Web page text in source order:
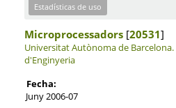
Estadísticas de uso
Microprocessadors[20531]
Universitat Autònoma de Barcelona.
d'Enginyeria
Fecha:
Juny 2006-07